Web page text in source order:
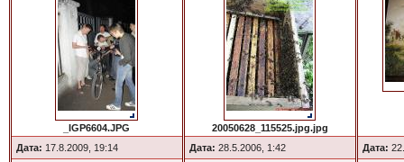
_IGP6604.JPG
Дата: 17.8.2009, 19:14
20050628_115525.jpg.jpg
Дата: 28.5.2006, 1:42 Дата: